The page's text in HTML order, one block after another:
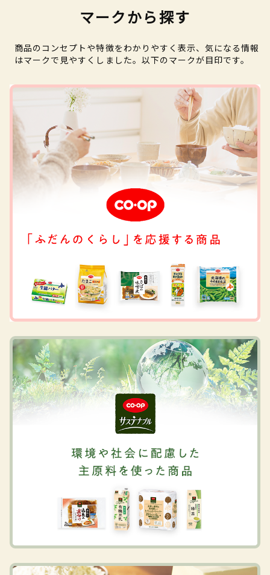
マークから探す
商品のコンセプトや特徴をわかりやすく表示、気になる情報
はマークで見やすくしました。以下のマークが目印です。